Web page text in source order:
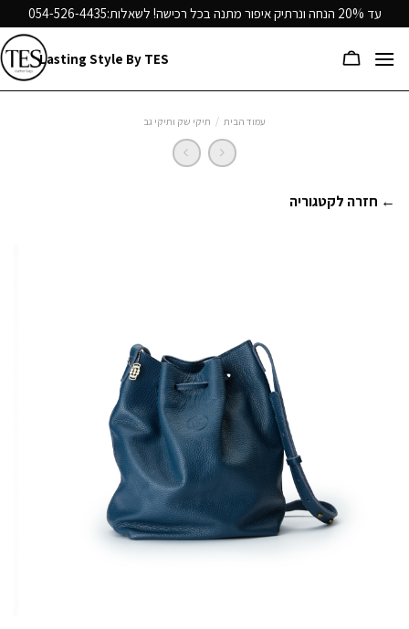
to
content
עד 20% הנחה ונרתיק איפור מתנה בכל רכישה! לשאלות: 054-526-4435
Lasting Style By TES
עמוד הבית / תיקי שק ותיקי גב
← חזרה לקטגוריה